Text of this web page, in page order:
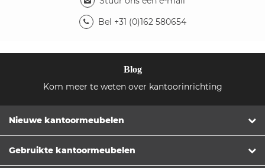
Bel +31 (0)162 580654
Blog
Kom meer te weten over kantoorinrichting
Nieuwe kantoormeubelen
Gebruikte kantoormeubelen